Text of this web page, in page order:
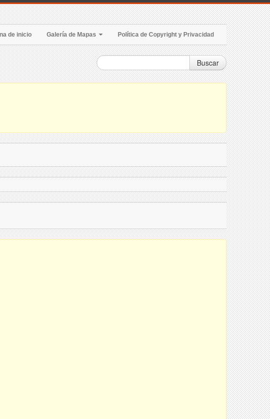
de inicio Galería de Mapas Política de Copyright y Privacidad
Buscar